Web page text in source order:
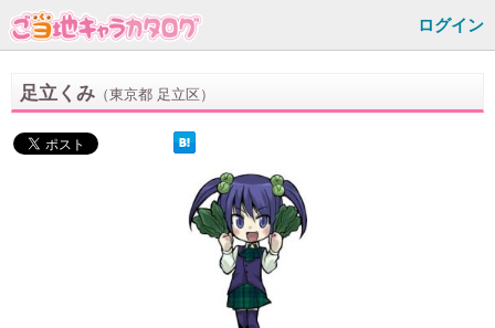
ログイン
足立くみ （東京都 足立区）